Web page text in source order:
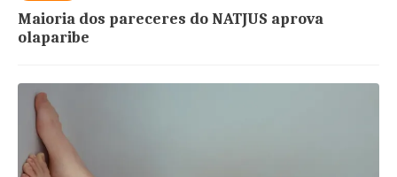
Maioria dos pareceres do NATJUS aprova
olaparibe